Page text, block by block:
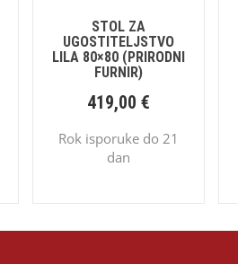
STOL ZA
UGOSTITELJSTVO
LILA 80×80 (PRIRODNI
FURNIR)
419,00 €
Rok isporuke do 21
dan